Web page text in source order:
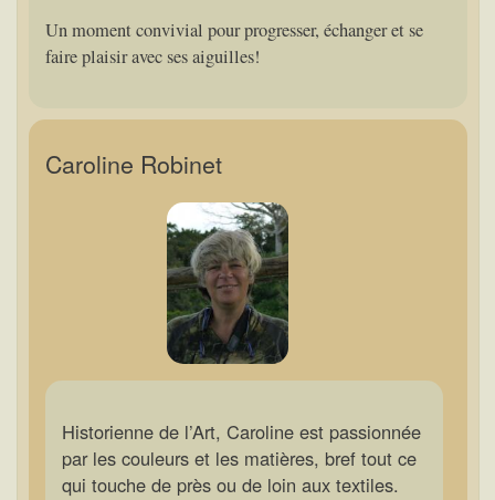
Un moment convivial pour progresser, échanger et se
faire plaisir avec ses aiguilles!
Caroline Robinet
Historienne de l’Art, Caroline est passionnée
par les couleurs et les matières, bref tout ce
qui touche de près ou de loin aux textiles.